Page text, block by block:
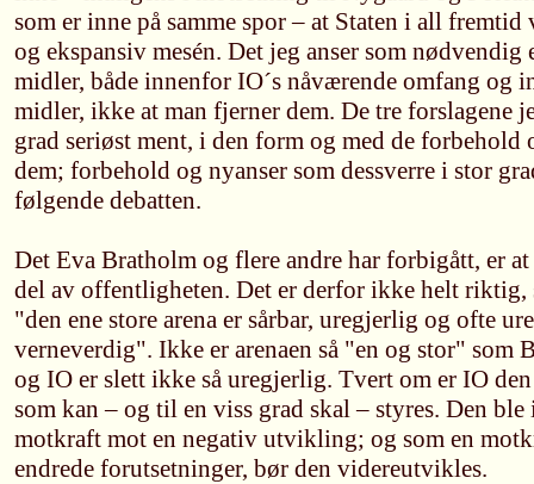
som er inne på samme spor – at Staten i all
og ekspansiv mesén. Det jeg anser som nødvendig
midler, både innenfor IO´s nåværende omfang og
midler, ikke at man fjerner dem. De tre forslagene
grad seriøst ment, i den form og med de forbehold
dem; forbehold og nyanser som dessverre i stor
følgende debatten.
Det Eva Bratholm og flere andre har forbigått, er
del av offentligheten. Det er derfor ikke helt riktig,
"den ene store arena er sårbar, uregjerlig og ofte
verneverdig". Ikke er arenaen så "en og stor" som
og IO er slett ikke så uregjerlig. Tvert om er IO
som kan – og til en viss grad skal – styres. Den
motkraft mot en negativ utvikling; og som en
endrede forutsetninger, bør den videreutvikles.